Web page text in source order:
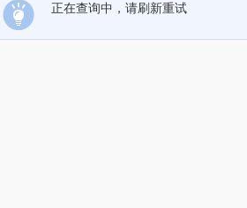
正在查询中，请刷新重试